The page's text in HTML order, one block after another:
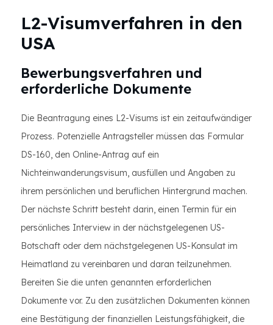
L2-Visumverfahren in den
USA
Bewerbungsverfahren und
erforderliche Dokumente
Die Beantragung eines L2-Visums ist ein zeitaufwändiger
Prozess. Potenzielle Antragsteller müssen das Formular
DS-160, den Online-Antrag auf ein
Nichteinwanderungsvisum, ausfüllen und Angaben zu
ihrem persönlichen und beruflichen Hintergrund machen.
Der nächste Schritt besteht darin, einen Termin für ein
persönliches Interview in der nächstgelegenen US-
Botschaft oder dem nächstgelegenen US-Konsulat im
Heimatland zu vereinbaren und daran teilzunehmen.
Bereiten Sie die unten genannten erforderlichen
Dokumente vor. Zu den zusätzlichen Dokumenten können
eine Bestätigung der finanziellen Leistungsfähigkeit, die